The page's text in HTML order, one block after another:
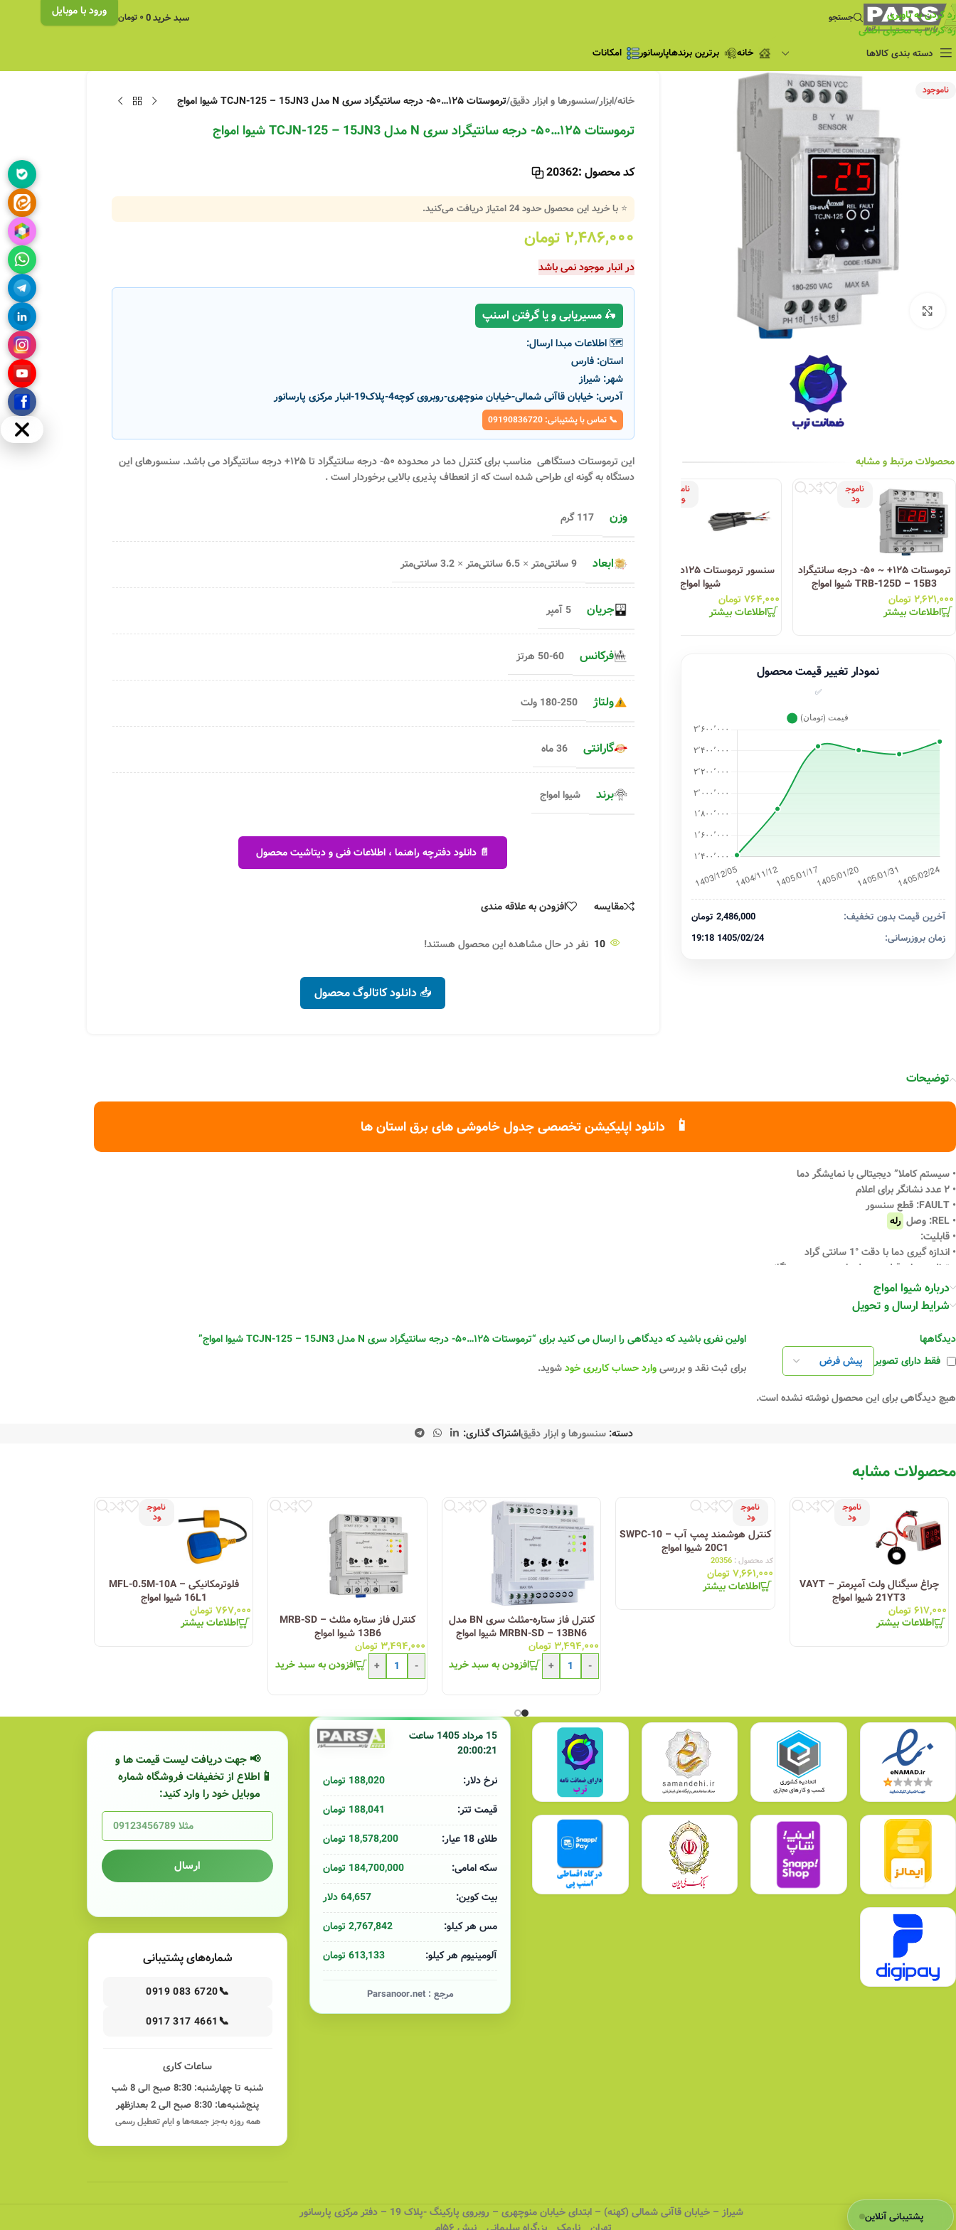
رد کردن به ناوبری
رد کردن به محتوای اصلی
جستجو سبد خرید0۰ تومان ورود با موبایل
دسته بندی کالاها
فروش ویژه
ریسه شلنگی و لاین نوری
پروژکتور و نورافکن
چراغ خطی
چراغ توکار
چراغ آویز
چراغ استادیومی
چراغ خیابانی
چراغ سقفی (هالوژن)
خانه برترین برندهاپارسانور امکانات
ناموجود
محصولات مرتبط و مشابه
ناموج
ود
ترموستات ۱۲۵+ ~ ۵۰- درجه سانتیگراد
TRB-125D – 15B3 شیوا امواج
۲,۶۲۱,۰۰۰ تومان
اطلاعات بیشتر
ناموج
ود
سنسور ترموستات ۱۲۵درجه سانتیگراد
شیوا امواج
۷۶۴,۰۰۰تومان
اطلاعات بیشتر
نمودار تغییر قیمت محصول
✅
آخرین قیمت بدون تخفیف:
2,486,000 تومان
زمان بروزرسانی:
1405/02/24 19:18
خانه/ابزار/سنسورها و ابزار دقیق/ترموستات ۱۲۵…۵۰- درجه سانتیگراد سری N مدل TCJN-125 – 15JN3 شیوا امواج
ترموستات ۱۲۵…۵۰- درجه سانتیگراد سری N مدل TCJN-125 – 15JN3 شیوا امواج
کد محصول :20362
⭐ با خرید این محصول حدود24امتیاز دریافت می‌کنید.
۲,۴۸۶,۰۰۰ تومان
در انبار موجود نمی باشد
🛵 مسیریابی و یا گرفتن اسنپ
🗺️ اطلاعات مبدا ارسال:
استان:فارس
شهر:شیراز
آدرس:خیابان قاآنی شمالی-خیابان منوچهری-روبروی کوچه4-پلاک19-انبار مرکزی پارسانور
📞 تماس با پشتیبانی: 09190836720
این ترموستات دستگاهی مناسب برای کنترل دما در محدوده ۵۰- درجه سانتیگراد تا ۱۲۵+ درجه سانتیگراد می باشد. سنسورهای این
دستگاه به گونه ای طراحی شده است که از انعطاف پذیری بالایی برخوردار است .
وزن 117 گرم
ابعاد 9 سانتی‌متر × 6.5 سانتی‌متر × 3.2 سانتی‌متر
جریان 5 آمپر
فرکانس 50-60 هرتز
ولتاژ 180-250 ولت
گارانتی 36 ماه
برند شیوا امواج
📄 دانلود دفترچه راهنما ، اطلاعات فنی و دیتاشیت محصول
مقایسه افزودن به علاقه مندی
10 نفر در حال مشاهده این محصول هستند!
📥 دانلود کاتالوگ محصول
توضیحات
📱 دانلود اپلیکیشن تخصصی جدول خاموشی های برق استان ها
• سیستم کاملا” دیجیتالی با نمایشگر دما
• ۲ عدد نشانگر برای اعلام
• FAULT: قطع سنسور
• REL: وصل
رله
• قابلیت:
• اندازه گیری دما با دقت °1 سانتی گراد
• تنظیم دمای قطع و وصل رله به صورت جداگانه
• تشخیص قطع سنسور
• استفاده گرمایشی (hot) و یا سرمایشی (col)
• کالیبره کردن دستگاه با مرجع مورد استفاده
درباره شیوا امواج
شرایط ارسال و تحویل
دیدگاهها
فقط دارای تصویر
هیچ دیدگاهی برای این محصول نوشته نشده است.
اولین نفری باشید که دیدگاهی را ارسال می کنید برای “ترموستات ۱۲۵…۵۰- درجه سانتیگراد سری N مدل TCJN-125 – 15JN3 شیوا امواج”
برای ثبت نقد و بررسیوارد حساب کاربری خودشوید.
دسته: سنسورها و ابزار دقیقاشتراک گذاری:
محصولات مشابه
ناموج
ود
چراغ سیگنال ولت آمپرمتر VAYT –
21YT3 شیوا امواج
۶۱۷,۰۰۰تومان
اطلاعات بیشتر
ناموج
ود
کنترل هوشمند پمپ آب SWPC-10 –
20C1 شیوا امواج
کد محصول :20356
۷,۶۶۱,۰۰۰تومان
اطلاعات بیشتر
کنترل فاز ستاره-مثلث سری BN مدل
MRBN-SD – 13BN6 شیوا امواج
۳,۴۹۴,۰۰۰ تومان
-
+ افزودن به سبد خرید
کنترل فاز ستاره مثلث MRB-SD –
13B6 شیوا امواج
۳,۴۹۴,۰۰۰ تومان
-
+ افزودن به سبد خرید
ناموج
ود
فلوترمکانیکی MFL-0.5M-10A –
16L1 شیوا امواج
۷۶۷,۰۰۰ تومان
اطلاعات بیشتر
15 مرداد 1405 ساعت
20:00:21
نرخ دلار:
188,020 تومان
قیمت تتر:
188,041 تومان
طلای 18 عیار:
18,578,200 تومان
سکه امامی:
184,700,000 تومان
بیت کوین:
64,657 دلار
مس هر کیلو:
2,767,842 تومان
آلومینیوم هر کیلو:
613,133 تومان
مرجع :Parsanoor.net
📢 جهت دریافت لیست قیمت ها و
اطلاع از تخفیفات فروشگاه شماره
موبایل خود را وارد کنید:
ارسال
شماره‌های پشتیبانی
📞
0919 083 6720
📞
0917 317 4661
ساعات کاری
شنبه تا چهارشنبه: 8:30 صبح الی 8 شب
پنج‌شنبه‌ها: 8:30 صبح الی 2 بعدازظهر
همه روزه به‌جز جمعه‌ها و ایام تعطیل رسمی
شیراز – خیابان قاآنی شمالی (کهنه) – ابتدای خیابان منوچهری – روبروی پارکینگ -پلاک 19 – دفتر مرکزی پارسانور
مخفی
پشتیبانی آنلاین